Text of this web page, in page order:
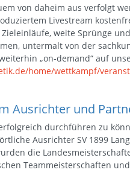
von daheim aus verfolgt
Livestream
weite Sprünge
untermalt von der
„on-demand“ auf
home/wettkampf/
Ausrichter und
durchführen zu
Ausrichter SV 1899
die
Teammeisterschaften